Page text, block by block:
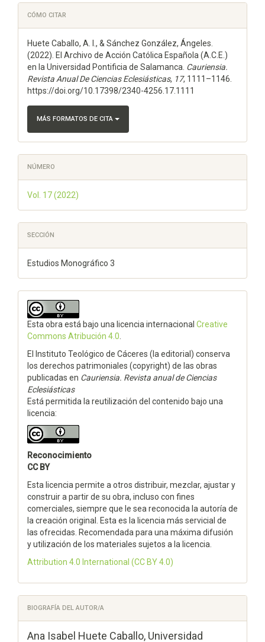
Detalles
del
artículo
CÓMO CITAR
Huete Caballo, A. I., & Sánchez González, Ángeles.
(2022). El Archivo de Acción Católica Española (A.C.E.)
en la Universidad Pontificia de Salamanca. Cauriensia.
Revista Anual De Ciencias Eclesiásticas, 17, 1111–1146.
https://doi.org/10.17398/2340-4256.17.1111
MÁS FORMATOS DE CITA
NÚMERO
Vol. 17 (2022)
SECCIÓN
Estudios Monográfico 3
Esta obra está bajo una licencia internacional Creative
Commons Atribución 4.0
El Instituto Teológico de Cáceres (la editorial) conserva
los derechos patrimoniales (copyright) de las obras
publicadas en Cauriensia. Revista anual de Ciencias
Eclesiásticas
Está permitida la reutilización del contenido bajo una
licencia:
Reconocimiento
CC BY
Esta licencia permite a otros distribuir, mezclar, ajustar y
construir a partir de su obra, incluso con fines
comerciales, siempre que le sea reconocida la autoría de
la creación original. Esta es la licencia más servicial de
las ofrecidas. Recomendada para una máxima difusión
y utilización de los materiales sujetos a la licencia.
Attribution 4.0 International (CC BY 4.0)
BIOGRAFÍA DEL AUTOR/A
Ana Isabel Huete Caballo, Universidad